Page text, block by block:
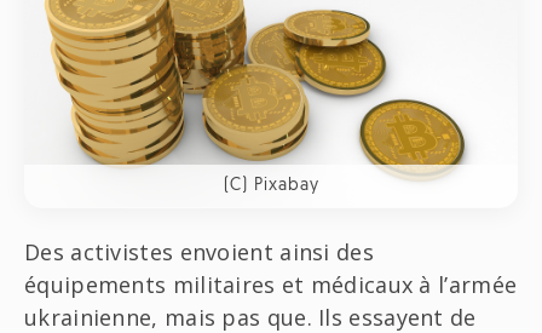
Société
(C) Pixabay
Des activistes envoient ainsi des
équipements militaires et médicaux à l’armée
ukrainienne, mais pas que. Ils essayent de